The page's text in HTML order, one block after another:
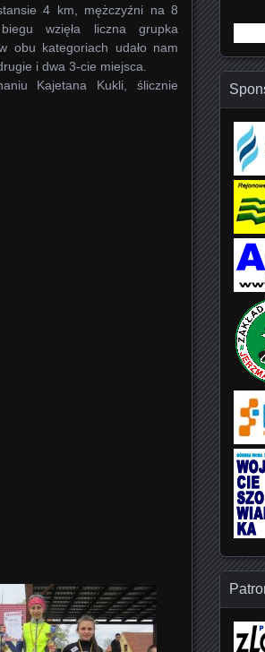
4 km, mężczyźni na 8
wzięła liczna grupka
obu kategoriach udało nam
i dwa 3-cie miejsca.
Kajetana Kukli, ślicznie